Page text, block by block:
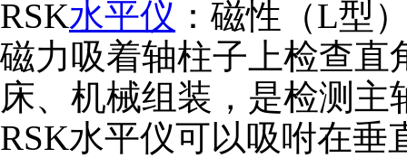
RSK水平仪 ：磁性（L型
磁力吸着轴柱子上检查直
床、机械组装，是检测
RSK水平仪可以吸咐在